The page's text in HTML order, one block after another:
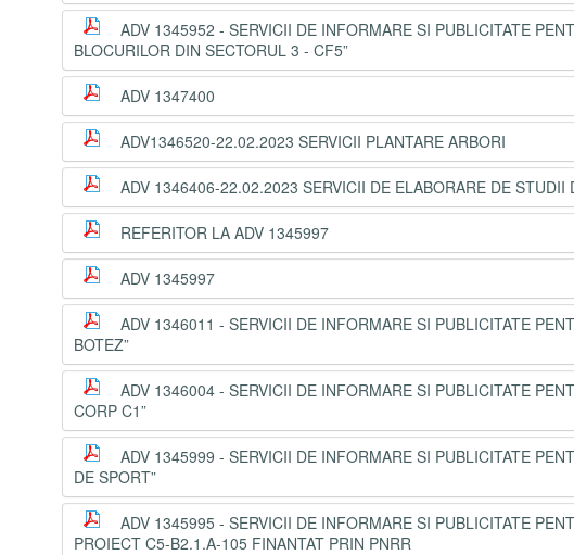
ADV 1345952 - SERVICII DE INFORMARE SI PUBLICITATE
BLOCURILOR DIN SECTORUL 3 - CF5”
ADV 1347400
ADV1346520-22.02.2023 SERVICII PLANTARE ARBORI
ADV 1346406-22.02.2023 SERVICII DE ELABORARE DE STUDII
REFERITOR LA ADV 1345997
ADV 1345997
ADV 1346011 - SERVICII DE INFORMARE SI PUBLICITATE
BOTEZ”
ADV 1346004 - SERVICII DE INFORMARE SI PUBLICITATE
CORP C1”
ADV 1345999 - SERVICII DE INFORMARE SI PUBLICITATE
DE SPORT”
ADV 1345995 - SERVICII DE INFORMARE SI PUBLICITATE
PROIECT C5-B2.1.A-105 FINANTAT PRIN PNRR